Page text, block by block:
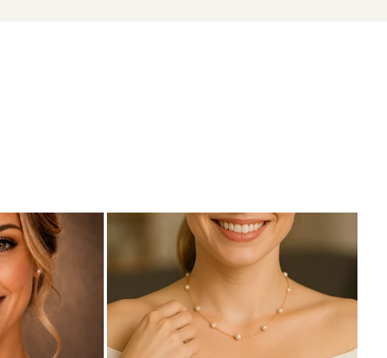
care atestă proveniența naturală a perlelor.
care susțin mesajul rafinat al acestui colier.